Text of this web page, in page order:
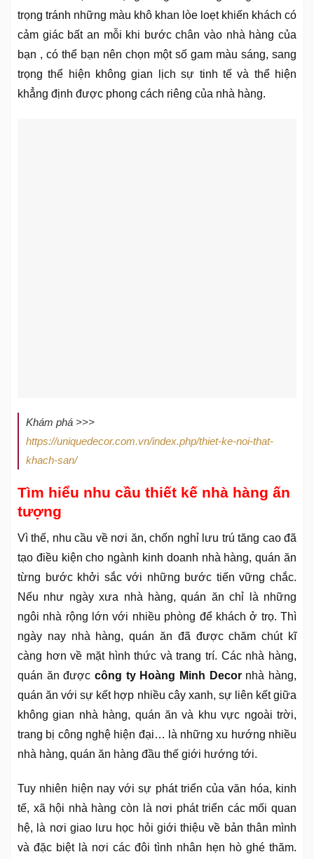
trọng tránh những màu khô khan lòe loẹt khiến khách có
cảm giác bất an mỗi khi bước chân vào nhà hàng của
bạn , có thể bạn nên chọn một số gam màu sáng, sang
trọng thể hiện không gian lịch sự tinh tế và thể hiện
khẳng định được phong cách riêng của nhà hàng.
Khám phá >>>
https://uniquedecor.com.vn/index.php/thiet-ke-noi-that-
khach-san/
Tìm hiểu nhu cầu thiết kế nhà hàng ấn
tượng
Vì thế, nhu cầu về nơi ăn, chốn nghỉ lưu trú tăng cao đã
tạo điều kiện cho ngành kinh doanh nhà hàng, quán ăn
từng bước khởi sắc với những bước tiến vững chắc.
Nếu như ngày xưa nhà hàng, quán ăn chỉ là những
ngôi nhà rộng lớn với nhiều phòng để khách ở trọ. Thì
ngày nay nhà hàng, quán ăn đã được chăm chút kĩ
càng hơn về mặt hình thức và trang trí. Các nhà hàng,
quán ăn được công ty Hoàng Minh Decornhà hàng,
quán ăn với sự kết hợp nhiều cây xanh, sự liên kết giữa
không gian nhà hàng, quán ăn và khu vực ngoài trời,
trang bị công nghệ hiện đại… là những xu hướng nhiều
nhà hàng, quán ăn hàng đầu thế giới hướng tới.
Tuy nhiên hiện nay với sự phát triển của văn hóa, kinh
tế, xã hội nhà hàng còn là nơi phát triển các mối quan
hệ, là nơi giao lưu học hỏi giới thiệu về bản thân mình
và đặc biệt là nơi các đôi tình nhân hẹn hò ghé thăm.